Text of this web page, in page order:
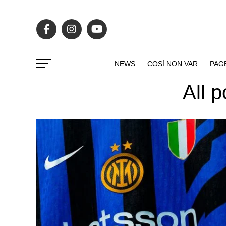
NEWS COSÌ NON VAR
All